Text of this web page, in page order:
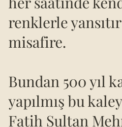
renklerle
misafire.
Bundan 500 yıl
yapılmış bu
Fatih Sultan